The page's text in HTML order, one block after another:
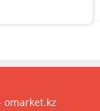
omarket.kz